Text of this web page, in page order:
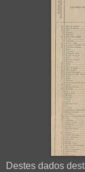
Destes dados